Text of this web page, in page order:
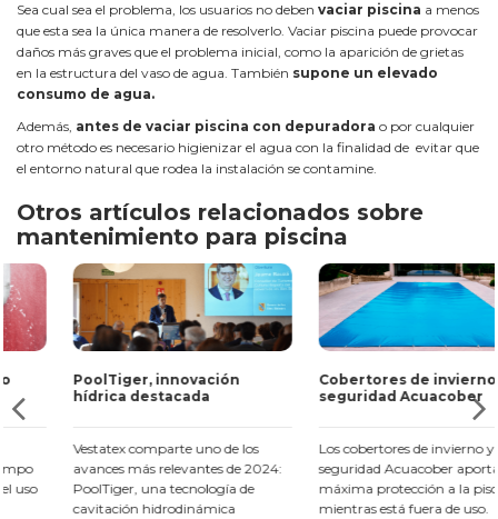
Sea cual sea el problema, los usuarios no deben vaciar piscina a menos
que esta sea la única manera de resolverlo. Vaciar piscina puede provocar
daños más graves que el problema inicial, como la aparición de grietas
en la estructura del vaso de agua. También supone un elevado
consumo de agua.
Además, antes de vaciar piscina con depuradora o por cualquier
otro método es necesario higienizar el agua con la finalidad de evitar que
el entorno natural que rodea la instalación se contamine.
Otros artículos relacionados sobre
mantenimiento para piscina
PoolTiger, innovación
hídrica destacada
Vestatex comparte uno de los
avances más relevantes de 2024:
PoolTiger, una tecnología de
cavitación hidrodinámica
Cobertores de invierno y
seguridad Acuacober
Los cobertores de invierno y
seguridad Acuacober aportan la
máxima protección a la piscina
mientras está fuera de uso.Leer